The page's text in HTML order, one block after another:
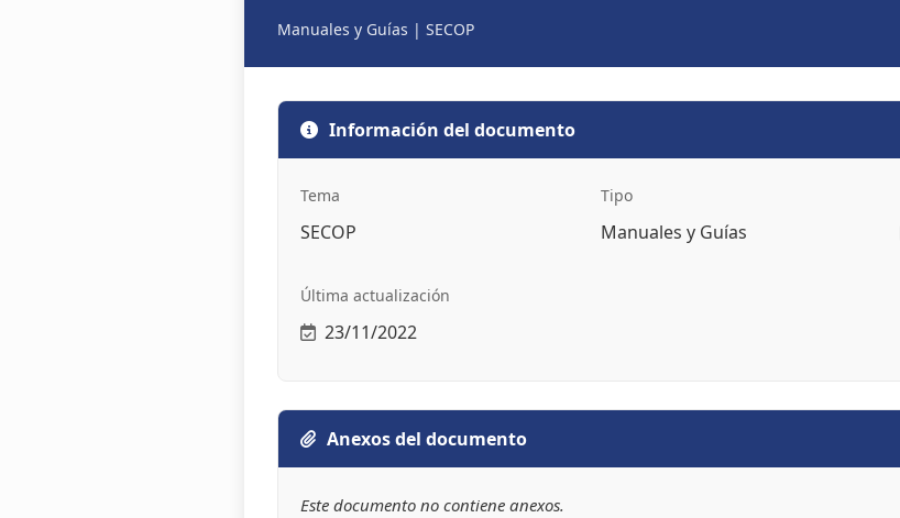
Manuales y Guías | SECOP
Información del documento
Tema
SECOP
Tipo
Manuales y Guías
Última actualización
23/11/2022
Anexos del documento
Este documento no contiene anexos.